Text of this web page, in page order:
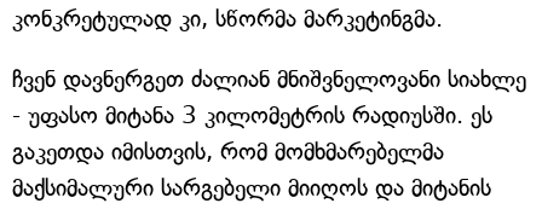
კონკრეტულად კი, სწორმა მარკეტინგმა.
ჩვენ დავნერგეთ ძალიან მნიშვნელოვანი სიახლე
- უფასო მიტანა 3 კილომეტრის რადიუსში. ეს
გაკეთდა იმისთვის, რომ მომხმარებელმა
მაქსიმალური სარგებელი მიიღოს და მიტანის